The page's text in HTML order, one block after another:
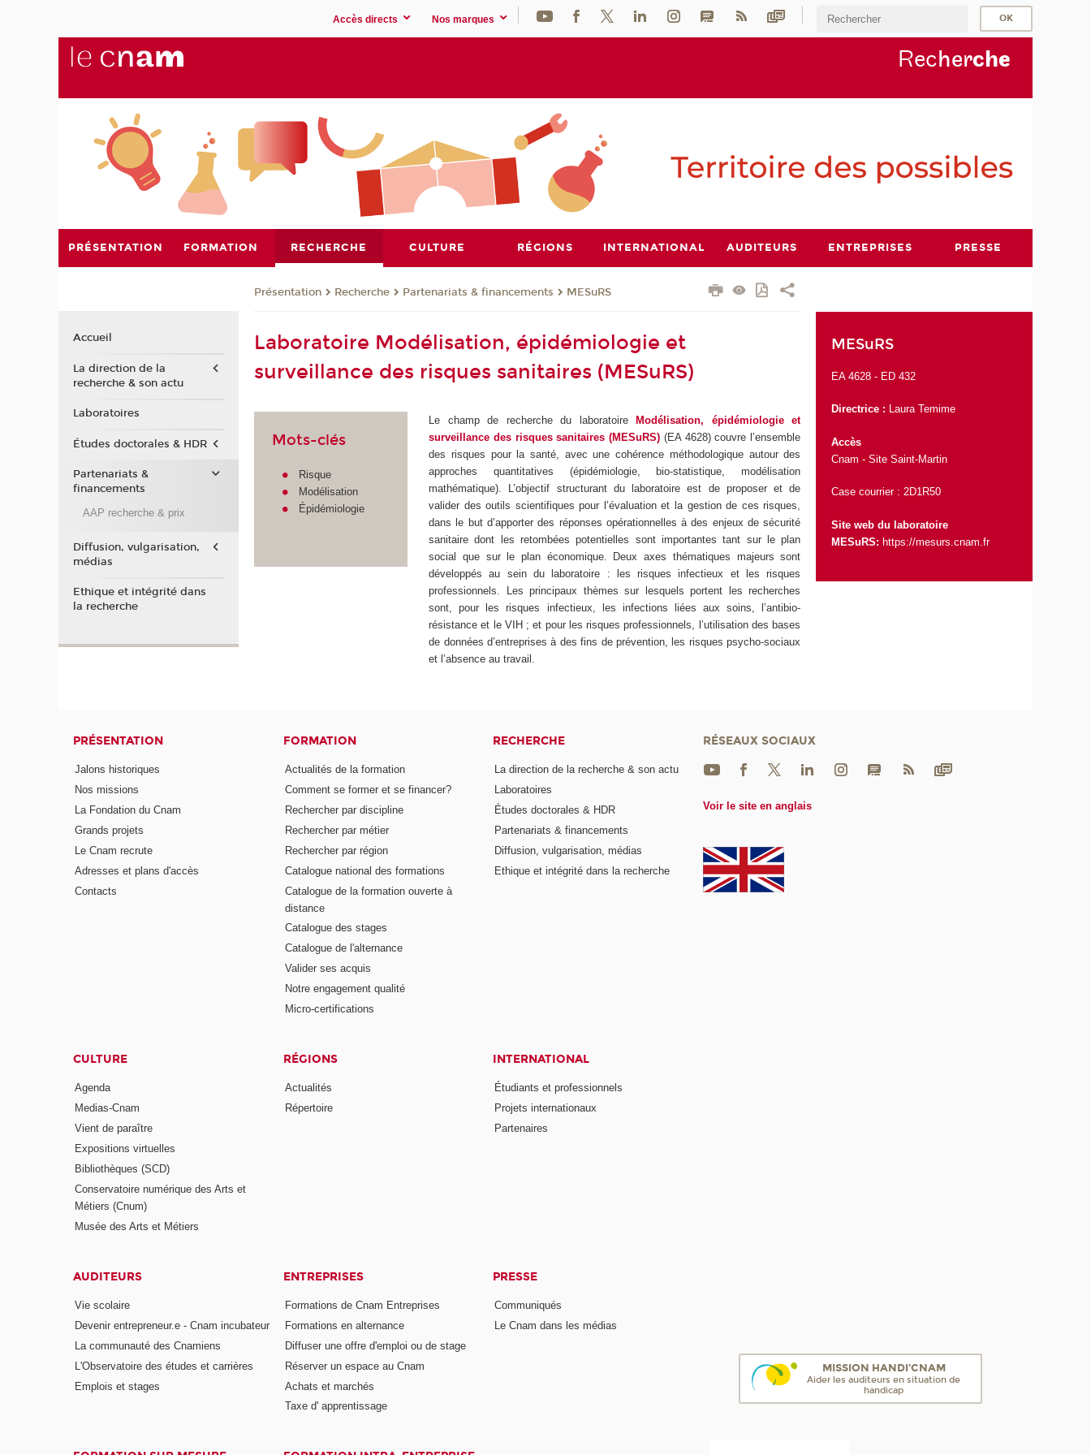
Accès directs Nos marques
Recherche
PRÉSENTATION FORMATION RECHERCHE CULTURE RÉGIONS INTERNATIONAL AUDITEURS ENTREPRISES PRESSE
Présentation Recherche Partenariats & financements MESuRS
Laboratoire Modélisation, épidémiologie et
surveillance des risques sanitaires (MESuRS)
Mots-clés
Risque
Modélisation
Épidémiologie
Le champ de recherche du laboratoireModélisation, épidémiologie et
surveillance des risques sanitaires (MESuRS) (EA 4628) couvre l’ensemble
des risques pour la santé, avec une cohérence méthodologique autour des
approches quantitatives (épidémiologie, bio-statistique, modélisation
mathématique). L’objectif structurant du laboratoire est de proposer et de
valider des outils scientifiques pour l’évaluation et la gestion de ces risques,
dans le but d’apporter des réponses opérationnelles à des enjeux de sécurité
sanitaire dont les retombées potentielles sont importantes tant sur le plan
social que sur le plan économique. Deux axes thématiques majeurs sont
développés au sein du laboratoire : les risques infectieux et les risques
professionnels. Les principaux thèmes sur lesquels portent les recherches
sont, pour les risques infectieux, les infections liées aux soins, l’antibio-
résistance et le VIH ; et pour les risques professionnels, l’utilisation des bases
de données d’entreprises à des fins de prévention, les risques psycho-sociaux
et l’absence au travail.
MESuRS
EA 4628 - ED 432
Directrice : Laura Temime
Accès
Cnam - Site Saint-Martin
Case courrier : 2D1R50
Site web du laboratoire
MESuRS:https://mesurs.cnam.fr
Accueil
La direction de la
recherche & son actu
Laboratoires
Études doctorales & HDR
Partenariats &
financements
AAP recherche & prix
Diffusion, vulgarisation,
médias
Ethique et intégrité dans
la recherche
PRÉSENTATION
Jalons historiques
Nos missions
La Fondation du Cnam
Grands projets
Le Cnam recrute
Adresses et plans d'accès
Contacts
FORMATION
Actualités de la formation
Comment se former et se financer?
Rechercher par discipline
Rechercher par métier
Rechercher par région
Catalogue national des formations
Catalogue de la formation ouverte à
distance
Catalogue des stages
Catalogue de l'alternance
Valider ses acquis
Notre engagement qualité
Micro-certifications
RECHERCHE
La direction de la recherche & son actu
Laboratoires
Études doctorales & HDR
Partenariats & financements
Diffusion, vulgarisation, médias
Ethique et intégrité dans la recherche
CULTURE
Agenda
Medias-Cnam
Vient de paraître
Expositions virtuelles
Bibliothèques (SCD)
Conservatoire numérique des Arts et
Métiers (Cnum)
Musée des Arts et Métiers
RÉGIONS
Actualités
Répertoire
INTERNATIONAL
Étudiants et professionnels
Projets internationaux
Partenaires
AUDITEURS
Vie scolaire
Devenir entrepreneur.e - Cnam incubateur
La communauté des Cnamiens
L'Observatoire des études et carrières
Emplois et stages
ENTREPRISES
Formations de Cnam Entreprises
Formations en alternance
Diffuser une offre d'emploi ou de stage
Réserver un espace au Cnam
Achats et marchés
Taxe d' apprentissage
PRESSE
Communiqués
Le Cnam dans les médias
RÉSEAUX SOCIAUX
Voir le site en anglais
MISSION HANDI'CNAM
Aider les auditeurs en situation de
handicap